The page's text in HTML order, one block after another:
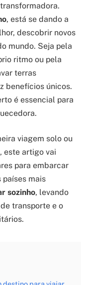
, está se dando a
descobrir novos
mundo. Seja pela
ritmo ou pela
terras
benefícios únicos.
é essencial para
viagem solo ou
este artigo vai
para embarcar
países mais
sozinho, levando
transporte e o